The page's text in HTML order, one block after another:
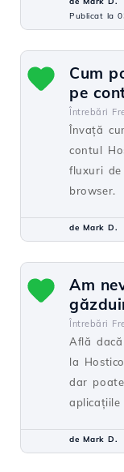
Publicat la
Cum
pe
Întrebări
Învață
contul
fluxuri
browser.
de Mark D.
Am
Întrebări
Află
la
dar
aplicațiile
de Mark D.